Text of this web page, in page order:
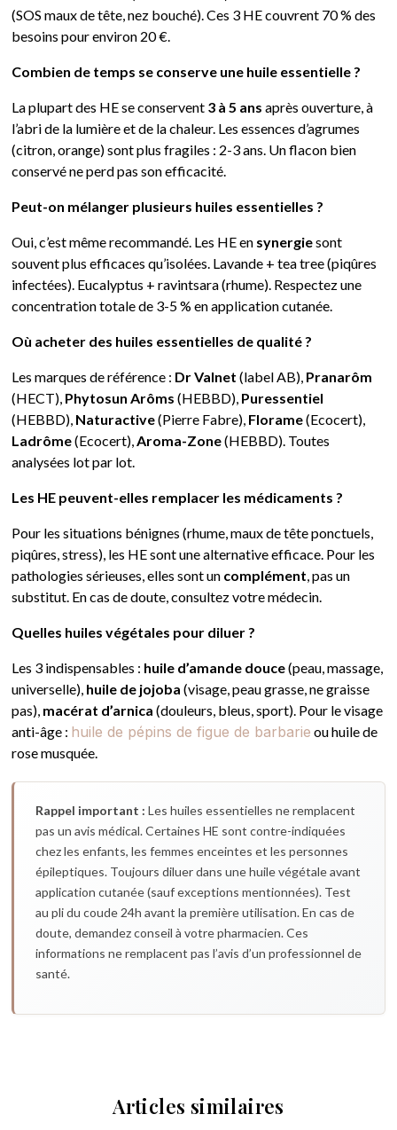
(SOS maux de tête, nez bouché). Ces 3 HE couvrent 70 % des
besoins pour environ 20 €.
Combien de temps se conserve une huile essentielle ?
La plupart des HE se conservent 3 à 5 ans après ouverture, à
l’abri de la lumière et de la chaleur. Les essences d’agrumes
(citron, orange) sont plus fragiles : 2-3 ans. Un flacon bien
conservé ne perd pas son efficacité.
Peut-on mélanger plusieurs huiles essentielles ?
Oui, c’est même recommandé. Les HE en synergiesont
souvent plus efficaces qu’isolées. Lavande + tea tree (piqûres
infectées). Eucalyptus + ravintsara (rhume). Respectez une
concentration totale de 3-5 % en application cutanée.
Où acheter des huiles essentielles de qualité ?
Les marques de référence : Dr Valnet (label AB), Pranarôm
(HECT), Phytosun Arôms (HEBBD), Puressentiel
(HEBBD), Naturactive(Pierre Fabre), Florame(Ecocert),
Ladrôme(Ecocert), Aroma-Zone(HEBBD). Toutes
analysées lot par lot.
Les HE peuvent-elles remplacer les médicaments ?
Pour les situations bénignes (rhume, maux de tête ponctuels,
piqûres, stress), les HE sont une alternative efficace. Pour les
pathologies sérieuses, elles sont un complément , pas un
substitut. En cas de doute, consultez votre médecin.
Quelles huiles végétales pour diluer ?
Les 3 indispensables : huile d’amande douce(peau, massage,
universelle), huile de jojoba (visage, peau grasse, ne graisse
pas), macérat d’arnica (douleurs, bleus, sport). Pour le visage
anti-âge : huile de pépins de figue de barbarie ou huile de
rose musquée.
Rappel important : Les huiles essentielles ne remplacent
pas un avis médical. Certaines HE sont contre-indiquées
chez les enfants, les femmes enceintes et les personnes
épileptiques. Toujours diluer dans une huile végétale avant
application cutanée (sauf exceptions mentionnées). Test
au pli du coude 24h avant la première utilisation. En cas de
doute, demandez conseil à votre pharmacien. Ces
informations ne remplacent pas l’avis d’un professionnel de
santé.
Articles similaires